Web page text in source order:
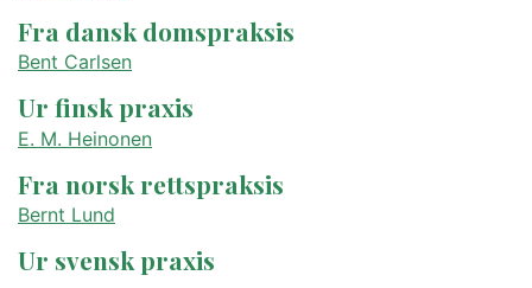
Fra dansk domspraksis
Bent Carlsen
Ur finsk praxis
E. M. Heinonen
Fra norsk rettspraksis
Bernt Lund
Ur svensk praxis